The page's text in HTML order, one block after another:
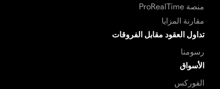
منصة ProRealTime
مقارنة المزايا
تداول العقود مقابل الفروقات
رسومنا
الأسواق
الفوركس